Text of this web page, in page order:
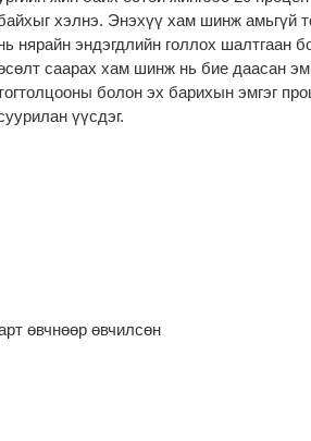
хэлнэ. Энэхүү хам шинж амьгүй
нярайн эндэгдлийн голлох шалтгаан
саарах хам шинж нь бие даасан
болон эх барихын эмгэг
үүсдэг.
өвчнөөр өвчилсөн